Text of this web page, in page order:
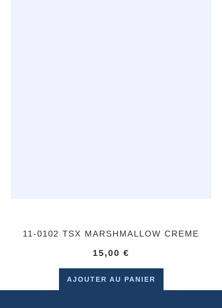
11-0102 TSX MARSHMALLOW CREME
15,00 €
AJOUTER AU PANIER